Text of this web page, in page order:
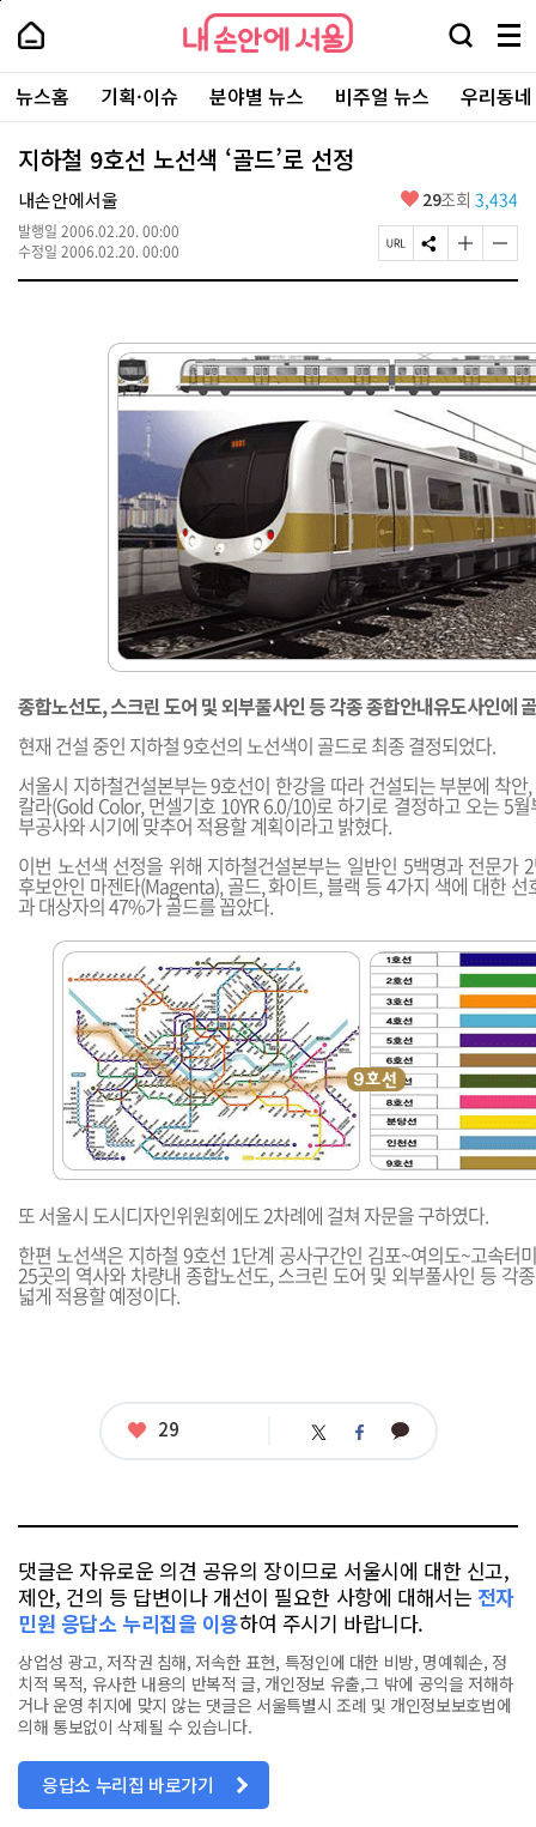
본
로
가
내
손
안
에
서
울
-
서
울
시
대
표
소
내
손
에
울
검
창
열
기
메
뉴
전
체
보
주
요
서
뉴스홈 기획·이슈 분야별 뉴스 비주얼 뉴스 우리동
지하철 9호선 노선색 ‘골드’로 선정
내손안에서울
발행일 2006.02.20. 00:00
수정일 2006.02.20. 00:00
좋
요
29조회 3,434
페
이
L
복
사
S
N
하
기
글
자
게
변
경
하
기
글
자
게
변
경
기
종합노선도, 스크린 도어 및 외부풀사인 등 각종 종합안내유도사인에
현재 건설 중인 지하철 9호선의 노선색이 골드로 최종 결정되었다.
서울시 지하철건설본부는 9호선이 한강을 따라 건설되는 부분에 착
칼라(Gold Color, 먼셀기호 10YR 6.0/10)로 하기로 결정하고 오는 5
부공사와 시기에 맞추어 적용할 계획이라고 밝혔다.
이번 노선색 선정을 위해 지하철건설본부는 일반인 5백명과 전문가
후보안인 마젠타(Magenta), 골드, 화이트, 블랙 등 4가지 색에 대한 선
과 대상자의 47%가 골드를 꼽았다.
또 서울시 도시디자인위원회에도 2차례에 걸쳐 자문을 구하였다.
한편 노선색은 지하철 9호선 1단계 공사구간인 김포~여의도~고속터
25곳의 역사와 차량내 종합노선도, 스크린 도어 및 외부풀사인 등 각
넓게 적용할 예정이다.
좋
29 트 페 카
댓글은 자유로운 의견 공유의 장이므로 서울시에 대한 신고,
제안, 건의 등 답변이나 개선이 필요한 사항에 대해서는 전자
민원 응답소 누리집을 이용하여 주시기 바랍니다.
상업성 광고, 저작권 침해, 저속한 표현, 특정인에 대한 비방, 명예훼손, 정
치적 목적, 유사한 내용의 반복적 글, 개인정보 유출,그 밖에 공익을 저해하
거나 운영 취지에 맞지 않는 댓글은 서울특별시 조례 및 개인정보보호법에
의해 통보없이 삭제될 수 있습니다.
응답소 누리집 바로가기
페
상
단
로